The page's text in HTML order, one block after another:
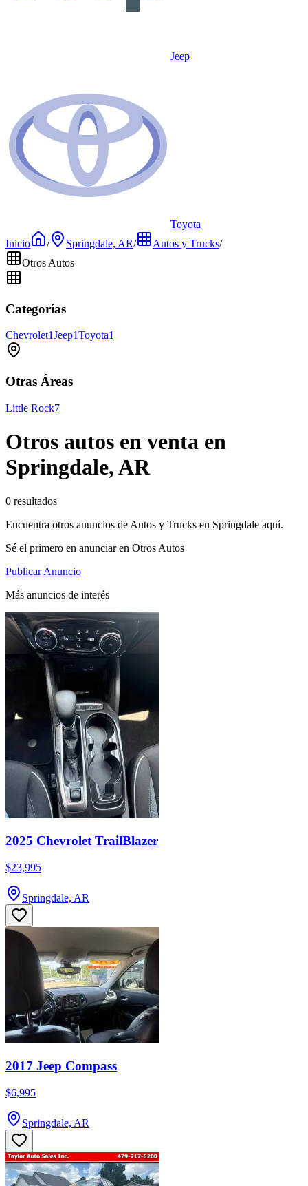
Jeep
Toyota
Inicio
/ Springdale, AR/ Autos y Trucks/
Otros Autos
Categorías
Chevrolet1Jeep1Toyota1
Otras Áreas
Little Rock7
Otros autos en venta en
Springdale, AR
0 resultados
Encuentra otros anuncios de Autos y Trucks en Springdale aquí.
Sé el primero en anunciar en Otros Autos
Publicar Anuncio
Más anuncios de interés
2025 Chevrolet TrailBlazer
$23,995
Springdale, AR
2017 Jeep Compass
$6,995
Springdale, AR